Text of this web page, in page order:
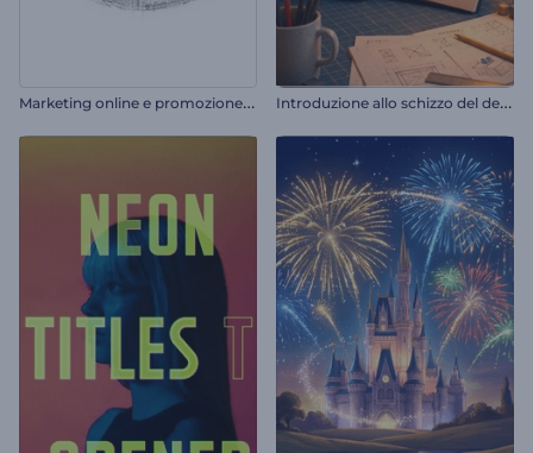
M
arketing online e promozione SEO I
ntroduzione allo schizzo del designer